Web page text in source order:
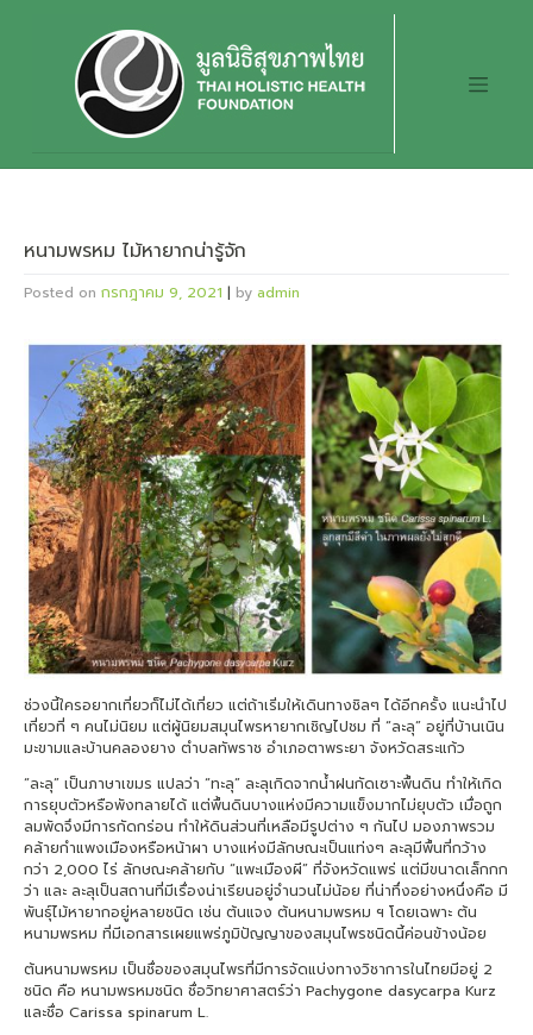
หนามพรหม ไม้หายากน่ารู้จัก
Posted on กรกฎาคม 9, 2021 | by admin
ช่วงนี้ใครอยากเที่ยวก็ไม่ได้เที่ยว แต่ถ้าเริ่มให้เดินทางชิลๆ ได้อีกครั้ง แนะนำไป
เที่ยวที่ ๆ คนไม่นิยม แต่ผู้นิยมสมุนไพรหายากเชิญไปชม ที่ “ละลุ” อยู่ที่บ้านเนิน
มะขามและบ้านคลองยาง ตำบลทัพราช อำเภอตาพระยา จังหวัดสระแก้ว
“ละลุ” เป็นภาษาเขมร แปลว่า “ทะลุ” ละลุเกิดจากน้ำฝนกัดเซาะพื้นดิน ทำให้เกิด
การยุบตัวหรือพังทลายได้ แต่พื้นดินบางแห่งมีความแข็งมากไม่ยุบตัว เมื่อถูก
ลมพัดจึงมีการกัดกร่อน ทำให้ดินส่วนที่เหลือมีรูปต่าง ๆ กันไป มองภาพรวม
คล้ายกำแพงเมืองหรือหน้าผา บางแห่งมีลักษณะเป็นแท่งๆ ละลุมีพื้นที่กว้าง
กว่า 2,000 ไร่ ลักษณะคล้ายกับ “แพะเมืองผี” ที่จังหวัดแพร่ แต่มีขนาดเล็กกก
ว่า และ ละลุเป็นสถานที่มีเรื่องน่าเรียนอยู่จำนวนไม่น้อย ที่น่าทึ่งอย่างหนึ่งคือ มี
พันธุ์ไม้หายากอยู่หลายชนิด เช่น ต้นแจง ต้นหนามพรหม ฯ โดยเฉพาะ ต้น
หนามพรหม ที่มีเอกสารเผยแพร่ภูมิปัญญาของสมุนไพรชนิดนี้ค่อนข้างน้อย
ต้นหนามพรหม เป็นชื่อของสมุนไพรที่มีการจัดแบ่งทางวิชาการในไทยมีอยู่ 2
ชนิด คือ หนามพรหมชนิด ชื่อวิทยาศาสตร์ว่า Pachygone dasycarpa Kurz
และชื่อ Carissa spinarum L.